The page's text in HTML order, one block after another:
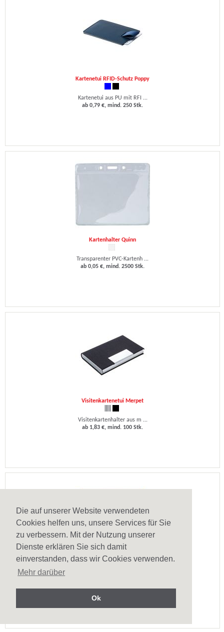
Die auf unserer Website verwendeten
Cookies helfen uns, unsere Services für Sie
zu verbessern. Mit der Nutzung unserer
Dienste erklären Sie sich damit
einverstanden, dass wir Cookies verwenden.
Mehr darüber
Ok
Kartenetui RFID-Schutz Poppy
Kartenetui aus PU mit RFI ...
ab 0,79 €, mind. 250 Stk.
Kartenhalter Quinn
Transparenter PVC-Kartenh ...
ab 0,05 €, mind. 2500 Stk.
Visitenkartenetui Merpet
Visitenkartenhalter aus m ...
ab 1,83 €, mind. 100 Stk.
Ausweishülle Tures
ab 0,04 €, mind. 2500 Stk.